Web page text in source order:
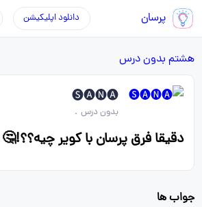
پرسان دانلود اپلیکیشن
هشتم بدون درس
🅢︎🅐︎︎🅝︎🅐︎︎
بدون درس .
دقیقا فرق پرسان با کویر چیه؟؟!🤔
جواب ها